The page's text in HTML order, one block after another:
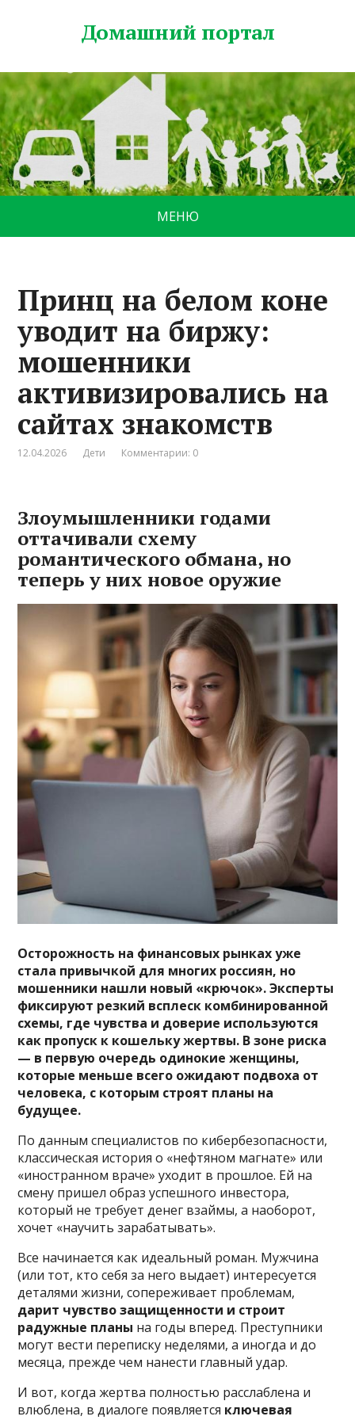
Домашний портал
МЕНЮ
Принц на белом коне
уводит на биржу:
мошенники
активизировались на
сайтах знакомств
12.04.2026 Дети Комментарии: 0
Злоумышленники годами
оттачивали схему
романтического обмана, но
теперь у них новое оружие
Осторожность на финансовых рынках уже
стала привычкой для многих россиян, но
мошенники нашли новый «крючок». Эксперты
фиксируют резкий всплеск комбинированной
схемы, где чувства и доверие используются
как пропуск к кошельку жертвы. В зоне риска
— в первую очередь одинокие женщины,
которые меньше всего ожидают подвоха от
человека, с которым строят планы на
будущее.
По данным специалистов по кибербезопасности,
классическая история о «нефтяном магнате» или
«иностранном враче» уходит в прошлое. Ей на
смену пришел образ успешного инвестора,
который не требует денег взаймы, а наоборот,
хочет «научить зарабатывать».
Все начинается как идеальный роман. Мужчина
(или тот, кто себя за него выдает) интересуется
деталями жизни, сопереживает проблемам,
дарит чувство защищенности и строит
радужные планы на годы вперед. Преступники
могут вести переписку неделями, а иногда и до
месяца, прежде чем нанести главный удар.
И вот, когда жертва полностью расслаблена и
влюблена, в диалоге появляется ключевая